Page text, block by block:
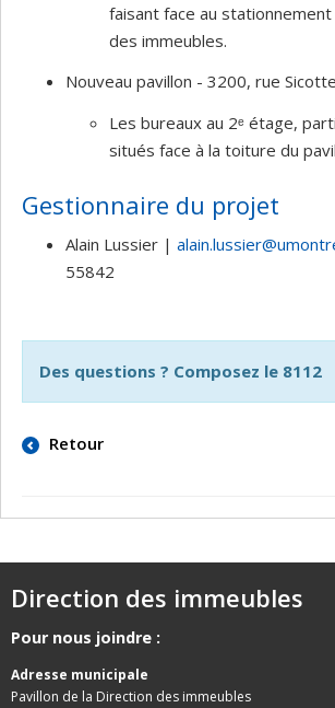
faisant face au
des immeubles.
Nouveau pavillon - 3200, rue
Les bureaux au 2ᵉ étage,
situés face à la toiture du
Gestionnaire du projet
Alain Lussier |
55842
Des questions ? Composez le 8112
Retour
Direction des immeubles
Pour nous joindre :
Adresse municipale
Pavillon de la Direction des immeubles